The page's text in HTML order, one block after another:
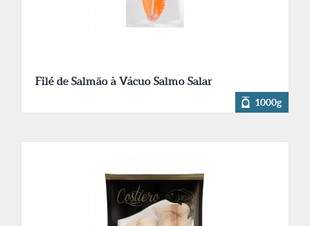
Filé de Salmão à Vácuo Salmo Salar
1000g